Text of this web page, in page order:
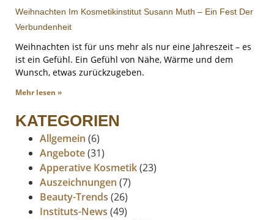
Weihnachten Im Kosmetikinstitut Susann Muth – Ein Fest Der
Verbundenheit
Weihnachten ist für uns mehr als nur eine Jahreszeit – es
ist ein Gefühl. Ein Gefühl von Nähe, Wärme und dem
Wunsch, etwas zurückzugeben.
Mehr lesen »
KATEGORIEN
Allgemein (6)
Angebote(31)
Apperative Kosmetik(23)
Auszeichnungen (7)
Beauty-Trends (26)
Instituts-News (49)